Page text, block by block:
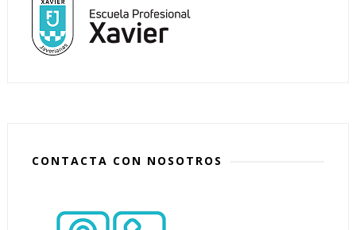
CONTACTA CON NOSOTROS